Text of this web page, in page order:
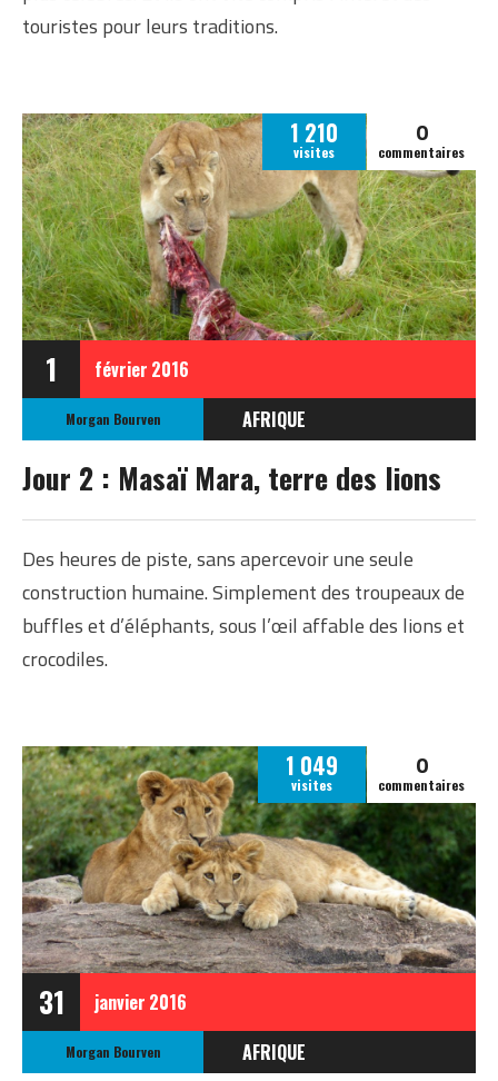
touristes pour leurs traditions.
1 février 2016
1 210
visites
0
commentaires
Morgan Bourven
AFRIQUE
KENYA
Jour 2 : Masaï Mara, terre des lions
Des heures de piste, sans apercevoir une seule
construction humaine. Simplement des troupeaux de
buffles et d’éléphants, sous l’œil affable des lions et
crocodiles.
31 janvier 2016
1 049
visites
0
commentaires
Morgan Bourven
AFRIQUE